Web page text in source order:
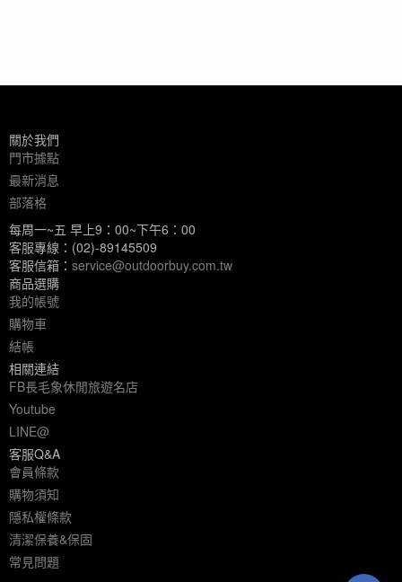
關於我們
門市據點
最新消息
部落格
每周一~五 早上9：00~下午6：00
客服專線：(02)-89145509
客服信箱： service@outdoorbuy.com.tw
商品選購
我的帳號
購物車
結帳
相關連結
FB長毛象休閒旅遊名店
Youtube
LINE@
客服Q&A
會員條款
購物須知
隱私權條款
清潔保養&保固
常見問題